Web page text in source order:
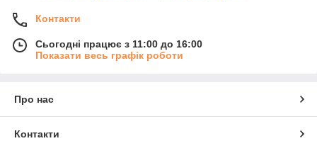
Контакти
Сьогодні працює з 11:00 до 16:00
Показати весь графік роботи
Про нас
Контакти